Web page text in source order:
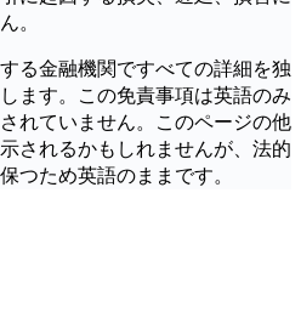
。
る金融機関ですべての詳細を独
ます。この免責事項は英語のみ
れていません。このページの他
されるかもしれませんが、法的
つため英語のままです。